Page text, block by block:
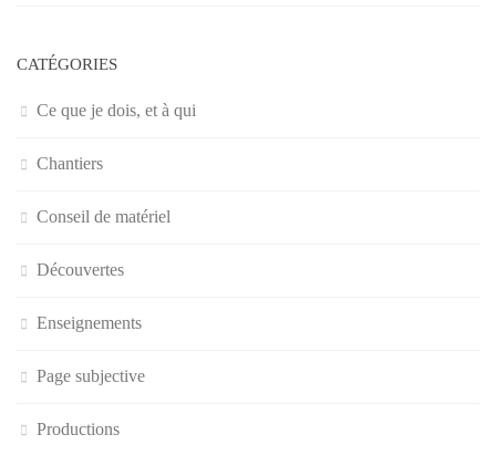
CATÉGORIES
Ce que je dois, et à qui
Chantiers
Conseil de matériel
Découvertes
Enseignements
Page subjective
Productions